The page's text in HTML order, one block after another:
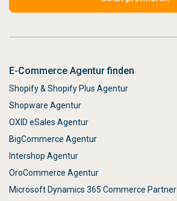
E-Commerce Agentur finden
Shopify & Shopify Plus Agentur
Shopware Agentur
OXID eSales Agentur
BigCommerce Agentur
Intershop Agentur
OroCommerce Agentur
Microsoft Dynamics 365 Commerce Partner